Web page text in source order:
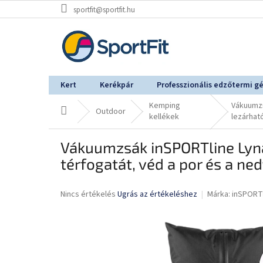
a
sportfit@sportfit.hu
Kert Kerékpár Professzionális edzőtermi
KezdőlapOutdoor
Kemping
kellékek
Vákuumzsák inSPORTline
térfogatát, véd a por és a
A
Nincs értékelés Ugrás az értékeléshez Márka: